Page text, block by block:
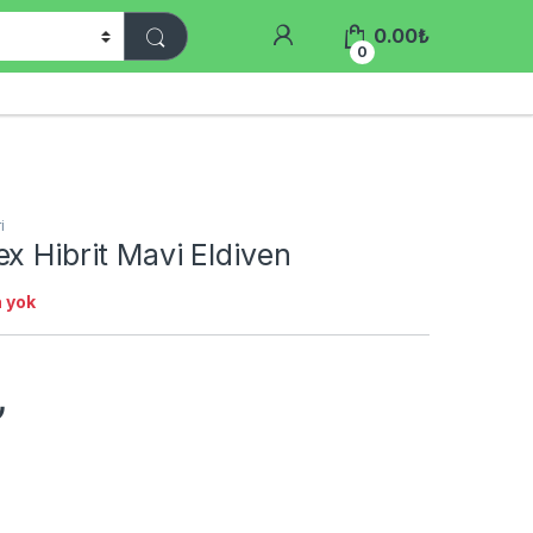
0
0.00₺
Hibrit Mavi Eldiven
yok